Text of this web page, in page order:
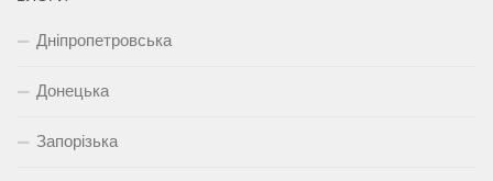
Дніпропетровська
Донецька
Запорізька